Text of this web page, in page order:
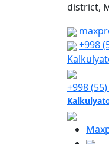
district,
+998
+998